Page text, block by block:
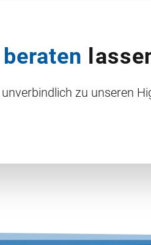
beraten
zu unseren